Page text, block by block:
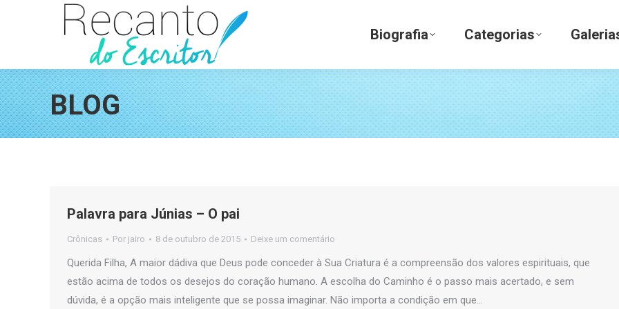
Biografia Categorias
BLOG
Palavra para Júnias – O pai
Crônicas Por jairo 8 de outubro de 2015 Deixe um comentário
Querida Filha, A maior dádiva que Deus pode conceder à Sua Criatura é a compreensão dos valores espirituais, que
estão acima de todos os desejos do coração humano. A escolha do Caminho é o passo mais acertado, e sem
dúvida, é a opção mais inteligente que se possa imaginar. Não importa a condição em que…